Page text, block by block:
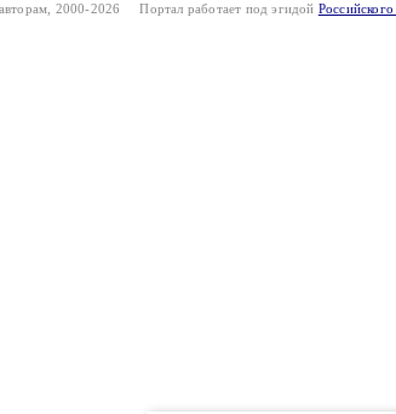
2000-2026 Портал работает под эгидой